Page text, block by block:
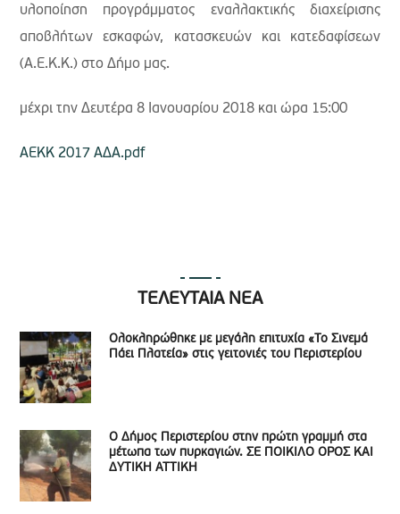
υλοποίηση προγράμματος εναλλακτικής διαχείρισης
αποβλήτων εσκαφών, κατασκευών και κατεδαφίσεων
(Α.Ε.Κ.Κ.) στο Δήμο μας.
μέχρι την Δευτέρα 8 Ιανουαρίου 2018 και ώρα 15:00
AEKK 2017 AΔA.pdf
ΤΕΛΕΥΤΑΙΑ ΝΕΑ
Ολοκληρώθηκε με μεγάλη επιτυχία «Το Σινεμά
Πάει Πλατεία» στις γειτονιές του Περιστερίου
Ο Δήμος Περιστερίου στην πρώτη γραμμή στα
μέτωπα των πυρκαγιών. ΣΕ ΠΟΙΚΙΛΟ ΟΡΟΣ ΚΑΙ
ΔΥΤΙΚΗ ΑΤΤΙΚΗ